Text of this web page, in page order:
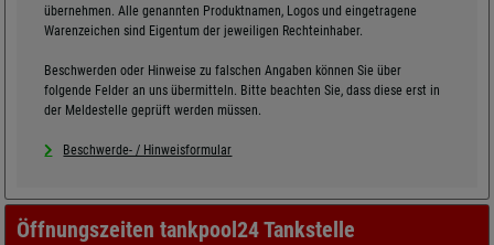
übernehmen. Alle genannten Produktnamen, Logos und eingetragene
Warenzeichen sind Eigentum der jeweiligen Rechteinhaber.
Beschwerden oder Hinweise zu falschen Angaben können Sie über
folgende Felder an uns übermitteln. Bitte beachten Sie, dass diese erst in
der Meldestelle geprüft werden müssen.
Beschwerde- / Hinweisformular
Öffnungszeiten tankpool24 Tankstelle